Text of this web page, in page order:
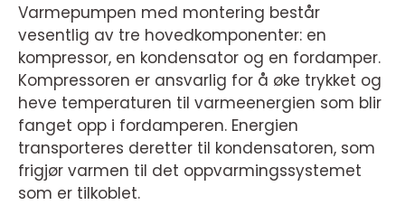
Varmepumpen med montering består
vesentlig av tre hovedkomponenter: en
kompressor, en kondensator og en fordamper.
Kompressoren er ansvarlig for å øke trykket og
heve temperaturen til varmeenergien som blir
fanget opp i fordamperen. Energien
transporteres deretter til kondensatoren, som
frigjør varmen til det oppvarmingssystemet
som er tilkoblet.